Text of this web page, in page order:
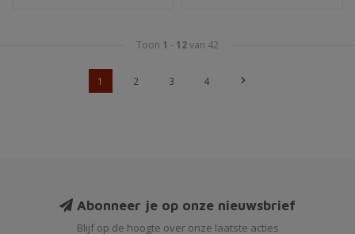
Toon 1 - 12van 42
1 2 3 4
Abonneer je op onze nieuwsbrief
Blijf op de hoogte over onze laatste acties